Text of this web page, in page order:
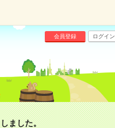
会員登録 ログイン
ました。